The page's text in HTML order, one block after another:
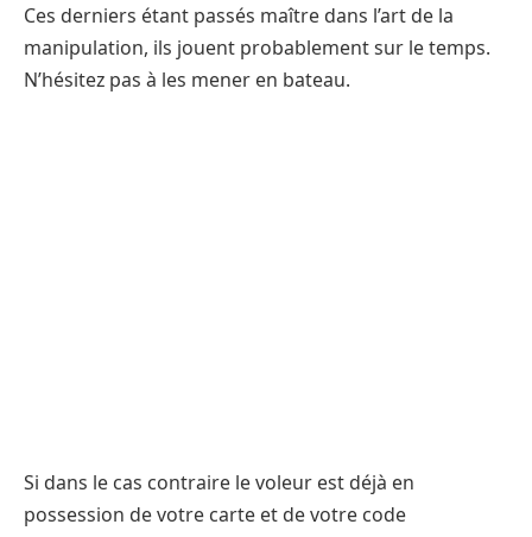
Ces derniers étant passés maître dans l’art de la
manipulation, ils jouent probablement sur le temps.
N’hésitez pas à les mener en bateau.
Si dans le cas contraire le voleur est déjà en
possession de votre carte et de votre code